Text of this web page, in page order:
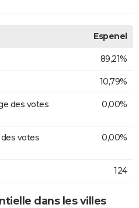
Espenel
89,21%
10,79%
des votes
0,00%
votes
0,00%
124
dans les villes